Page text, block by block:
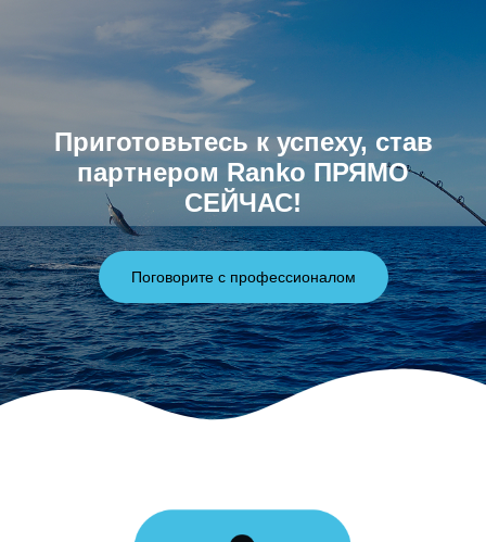
Приготовьтесь к успеху, став
партнером Ranko ПРЯМО
СЕЙЧАС!
Поговорите с профессионалом